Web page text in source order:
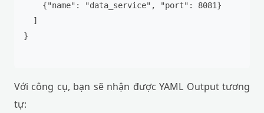
    {"name": "data_service", "port": 8081}
  ]
}
Với công cụ, bạn sẽ nhận được YAML Output tương
tự: